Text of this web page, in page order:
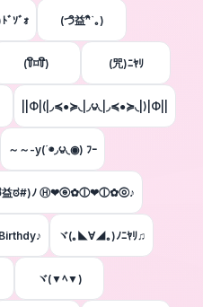
ﾞｿﾞｫ (つิ益^ิ`｡)
(꒦ິ⌑꒦ີ) (咒)ﾆﾔﾘ
||Φ|(|◞≼●≽◟|◞౪◟|◞≼●≽◟|)|Φ||
～～-y(´◉◞౪◟◉) ﾌｰ
益ಠ#)ﾉ Ⓗ❤ⓔ✿ⓛ❤ⓛ✿ⓞ♪
ヾ(｡◣∀◢｡)ﾉﾆﾔﾘ♫
ヾ(▼ﾍ▼)